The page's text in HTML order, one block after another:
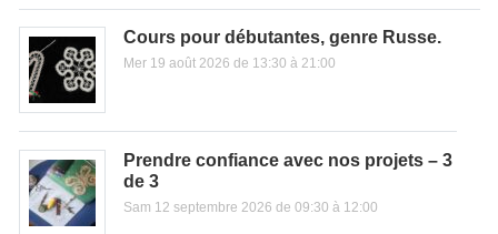
Cours pour débutantes, genre Russe.
Mer 19 août 2026 de 13:30 à 21:00
Prendre confiance avec nos projets – 3
de 3
Sam 12 septembre 2026 de 09:30 à 12:00